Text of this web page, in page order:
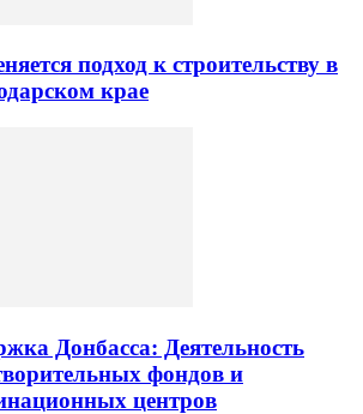
подход к строительству в
крае
Донбасса: Деятельность
фондов и
центров